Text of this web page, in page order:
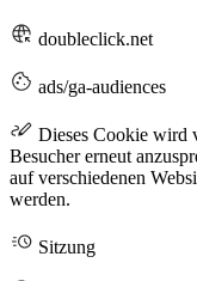
doubleclick.net
ads/ga-audiences
Dieses Cookie wird
Besucher erneut
auf verschiedenen
werden.
Sitzung